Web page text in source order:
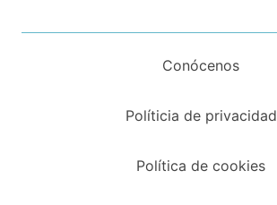
Conócenos
Políticia de privacidad
Política de cookies